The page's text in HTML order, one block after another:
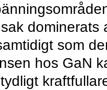
dominerats
som
hos GaN